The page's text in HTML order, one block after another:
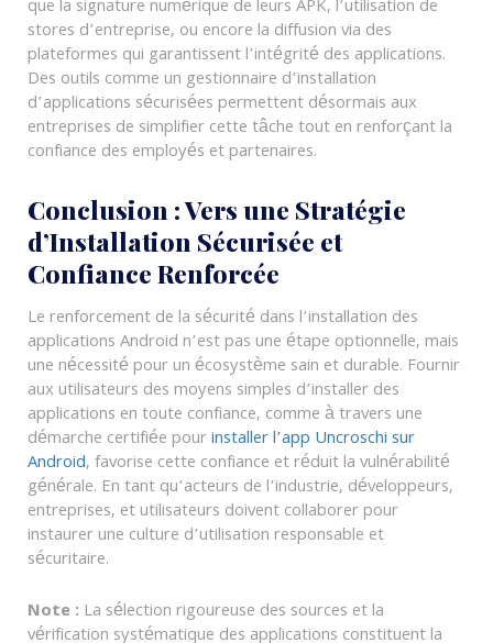
que la signature numérique de leurs APK, l’utilisation de
stores d’entreprise, ou encore la diffusion via des
plateformes qui garantissent l’intégrité des applications.
Des outils comme un gestionnaire d’installation
d’applications sécurisées permettent désormais aux
entreprises de simplifier cette tâche tout en renforçant la
confiance des employés et partenaires.
Conclusion : Vers une Stratégie
d’Installation Sécurisée et
Confiance Renforcée
Le renforcement de la sécurité dans l’installation des
applications Android n’est pas une étape optionnelle, mais
une nécessité pour un écosystème sain et durable. Fournir
aux utilisateurs des moyens simples d’installer des
applications en toute confiance, comme à travers une
démarche certifiée pourinstaller l’app Uncroschi sur
Android, favorise cette confiance et réduit la vulnérabilité
générale. En tant qu’acteurs de l’industrie, développeurs,
entreprises, et utilisateurs doivent collaborer pour
instaurer une culture d’utilisation responsable et
sécuritaire.
Note : La sélection rigoureuse des sources et la
vérification systématique des applications constituent la